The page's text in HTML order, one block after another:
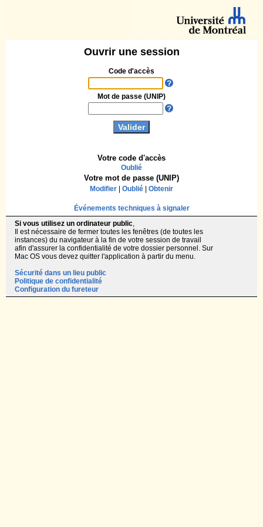
Ouvrir une session
Code d'accès
Votre code d'accès
Oublié
Mot de passe (UNIP)
Votre mot de passe (UNIP)
Modifier Oublié Obtenir
Événements techniques à signaler
Si vous utilisez un ordinateur public,
Il est nécessaire de fermer toutes les fenêtres (de toutes les
instances) du navigateur à la fin de votre session de travail
afin d'assurer la confidentialité de votre dossier personnel. Sur
Mac OS vous devez quitter l'application à partir du menu.
Sécurité dans un lieu public
Politique de confidentialité
Configuration du fureteur